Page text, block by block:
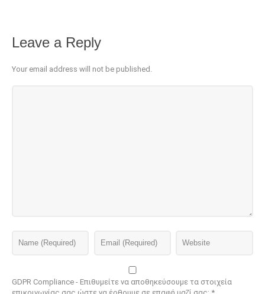
Leave a Reply
Your email address will not be published.
GDPR Compliance - Επιθυμείτε να αποθηκεύσουμε τα στοιχεία